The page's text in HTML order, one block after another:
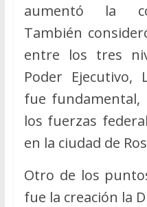
aumentó la
También
entre los tres
Poder Ejecutivo,
fue fundamental,
los fuerzas
en la ciudad de
Otro de los
fue la creación la